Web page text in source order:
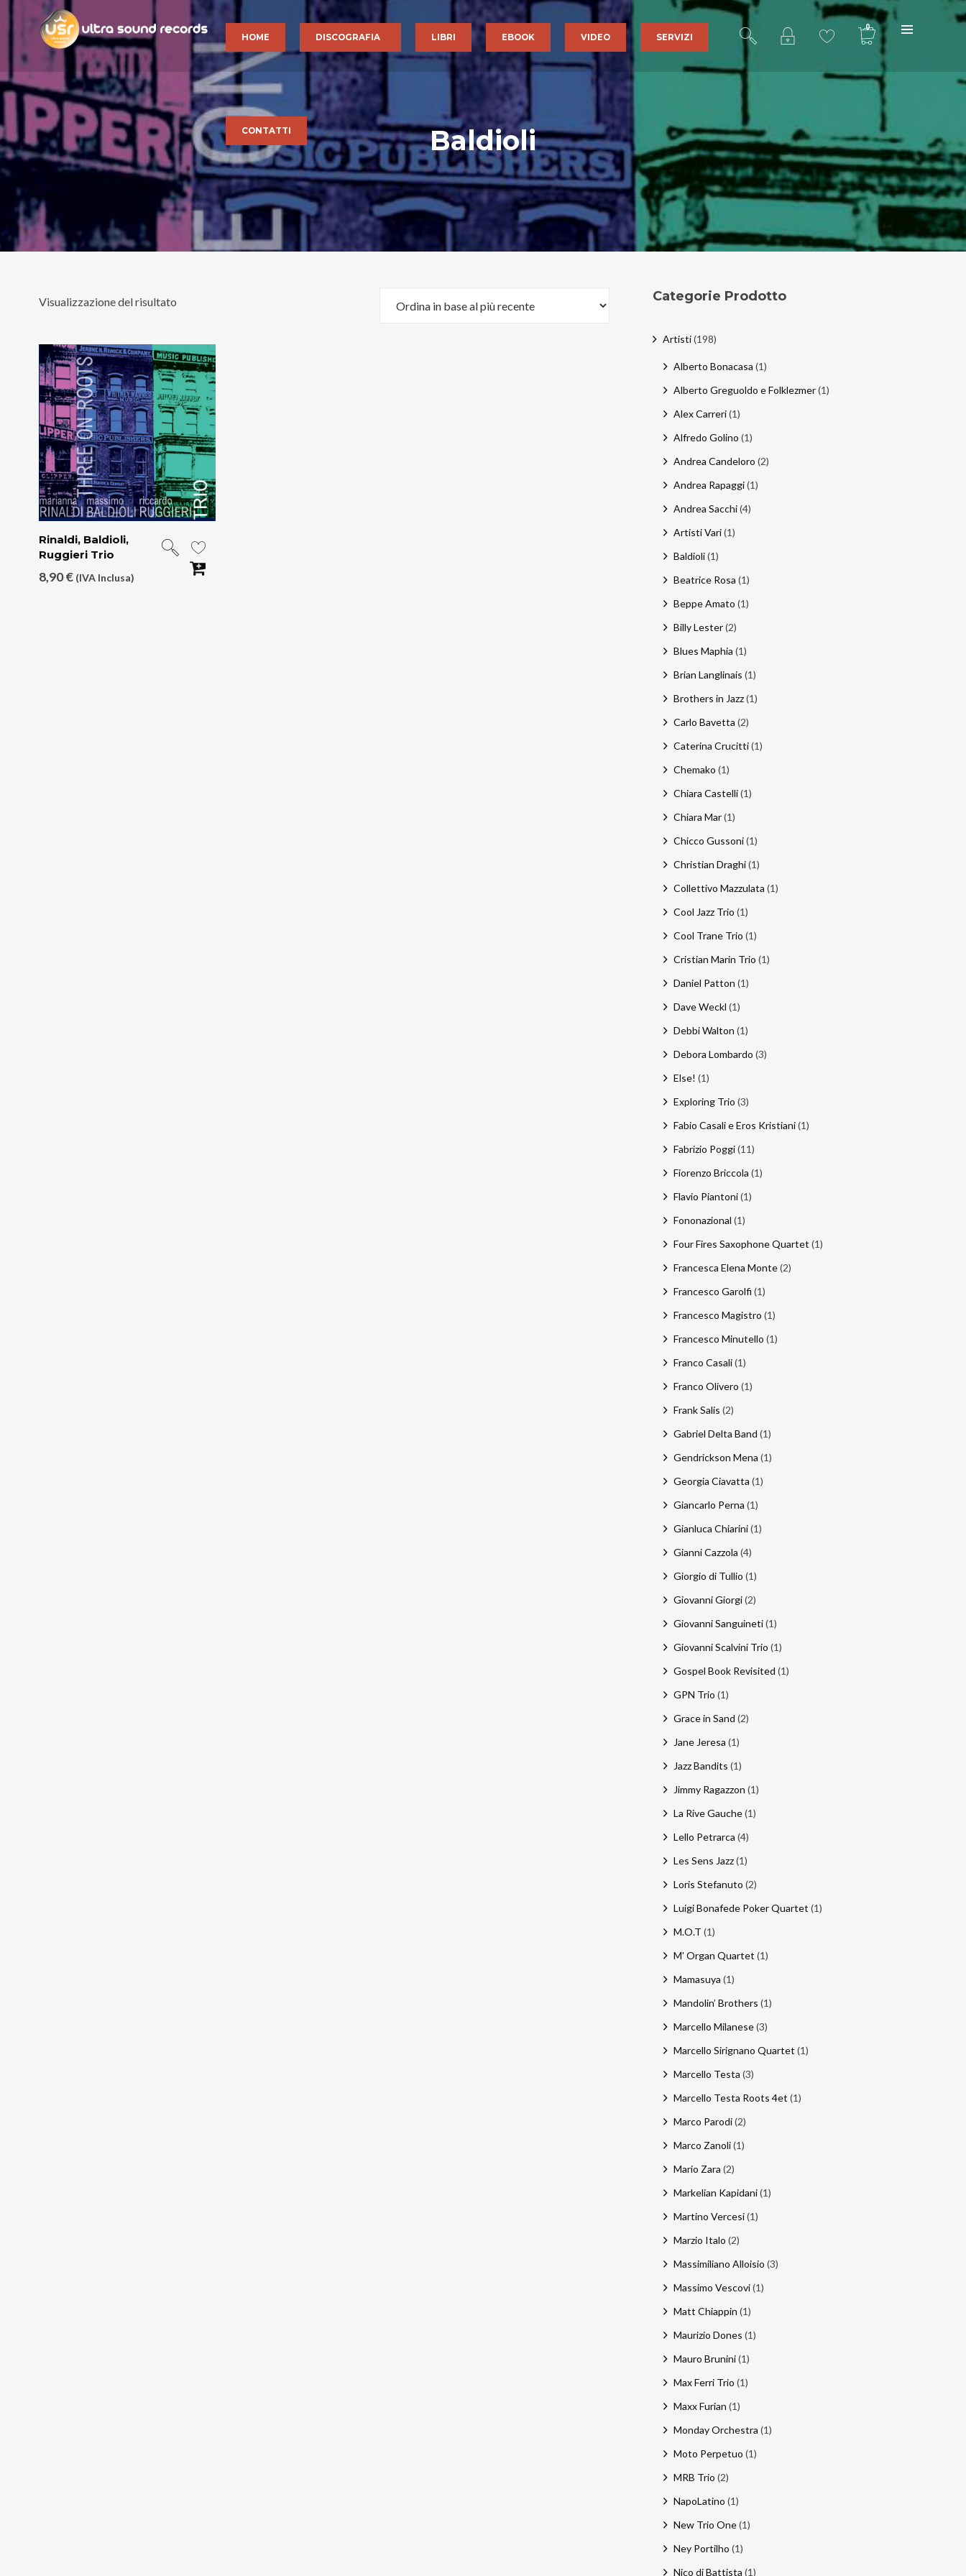
Ultra Sound Recordsè una realtà
affermata nel mercato della discografia
indipendente grazie al lavoro portato
avanti con serietà e dedizione dal 2001
Stefano Bertolotti
responsabile delle edizioni e fondatore
dell’etichetta discografica.
Via Cascina Sparapina, 2
stefano.bertolotti@ultrasoundrecords.eu
Cellulare:
Seguici sui nostri Social
HOME DISCOGRAFIA LIBRI EBOOK VIDEO SERVIZI
CONTATTI
0
Baldioli
Visualizzazione del risultato
Rinaldi, Baldioli,
Ruggieri Trio
8,90€ (IVA Inclusa)
Categorie Prodotto
Artisti(198)
Alberto Bonacasa (1)
Alberto Greguoldo e Folklezmer(1)
Alex Carreri(1)
Alfredo Golino (1)
Andrea Candeloro (2)
Andrea Rapaggi(1)
Andrea Sacchi(4)
Artisti Vari(1)
Baldioli(1)
Beatrice Rosa (1)
Beppe Amato (1)
Billy Lester(2)
Blues Maphia (1)
Brian Langlinais (1)
Brothers in Jazz(1)
Carlo Bavetta (2)
Caterina Crucitti(1)
Chemako (1)
Chiara Castelli(1)
Chiara Mar(1)
Chicco Gussoni(1)
Christian Draghi(1)
Collettivo Mazzulata (1)
Cool Jazz Trio (1)
Cool Trane Trio (1)
Cristian Marin Trio (1)
Daniel Patton (1)
Dave Weckl (1)
Debbi Walton (1)
Debora Lombardo (3)
Else! (1)
Exploring Trio (3)
Fabio Casali e Eros Kristiani(1)
Fabrizio Poggi(11)
Fiorenzo Briccola (1)
Flavio Piantoni(1)
Fononazional (1)
Four Fires Saxophone Quartet (1)
Francesca Elena Monte(2)
Francesco Garolfi (1)
Francesco Magistro (1)
Francesco Minutello (1)
Franco Casali(1)
Franco Olivero (1)
Frank Salis (2)
Gabriel Delta Band (1)
Gendrickson Mena (1)
Georgia Ciavatta (1)
Giancarlo Perna (1)
Gianluca Chiarini(1)
Gianni Cazzola (4)
Giorgio di Tullio (1)
Giovanni Giorgi(2)
Giovanni Sanguineti(1)
Giovanni Scalvini Trio (1)
Gospel Book Revisited (1)
GPN Trio (1)
Grace in Sand (2)
Jane Jeresa (1)
Jazz Bandits (1)
Jimmy Ragazzon (1)
La Rive Gauche(1)
Lello Petrarca (4)
Les Sens Jazz(1)
Loris Stefanuto (2)
Luigi Bonafede Poker Quartet (1)
M.O.T (1)
M' Organ Quartet (1)
Mamasuya (1)
Mandolin’ Brothers (1)
Marcello Milanese(3)
Marcello Sirignano Quartet (1)
Marcello Testa (3)
Marcello Testa Roots 4et (1)
Marco Parodi(2)
Marco Zanoli(1)
Mario Zara (2)
Markelian Kapidani(1)
Martino Vercesi(1)
Marzio Italo (2)
Massimiliano Alloisio (3)
Massimo Vescovi(1)
Matt Chiappin (1)
Maurizio Dones (1)
Mauro Brunini(1)
Max Ferri Trio (1)
Maxx Furian (1)
Monday Orchestra (1)
Moto Perpetuo (1)
MRB Trio (2)
NapoLatino (1)
New Trio One(1)
Ney Portilho (1)
Nico di Battista (1)